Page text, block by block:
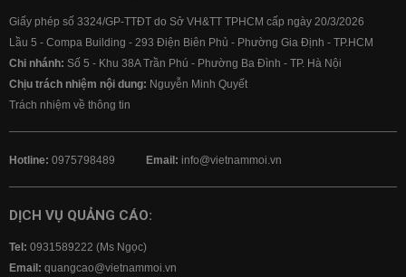
Giấy phép số 3324/GP-TTĐT do Sở VH&TT TPHCM cấp ngày 20/3/2026
Lầu 5 - Compa Building - 293 Điện Biên Phủ - Phường Gia Định - TP.HCM
Chi nhánh: Số 5 - Khu 38A Trần Phú - Phường Ba Đình - TP. Hà Nội
Chịu trách nhiệm nội dung: Nguyễn Minh Quyết
Trách nhiệm về thông tin
Hotline: 0975798489 Email: info@vietnammoi.vn
DỊCH VỤ QUẢNG CÁO:
Tel: 0931589222 (Ms Ngọc)
Email: quangcao@vietnammoi.vn